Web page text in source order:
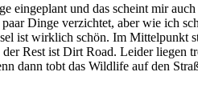
eingeplant und das scheint mir
Dinge verzichtet, aber wie ich
ist wirklich schön. Im Mittelpunkt
Rest ist Dirt Road. Leider
dann tobt das Wildlife auf den